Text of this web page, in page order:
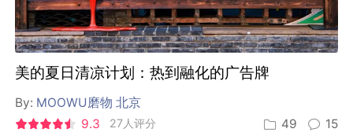
美的夏日清凉计划：热到融化的广告牌
By: MOOWU磨物 北京
9.3
27人评分 49 15